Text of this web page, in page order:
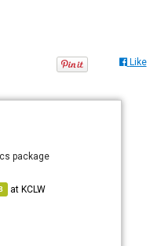
Like
package
atKCLW